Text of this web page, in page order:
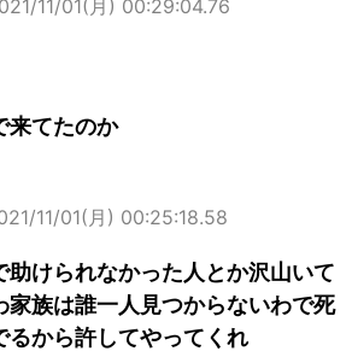
11/01(月) 00:29:04.76
来てたのか
11/01(月) 00:25:18.58
助けられなかった人とか沢山いて
家族は誰一人見つからないわで死
るから許してやってくれ